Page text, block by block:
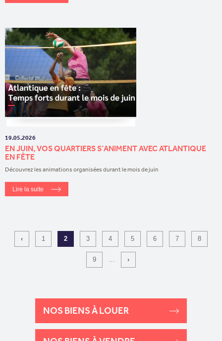
19.05.2026
EN JUIN, VOS QUARTIERS S’ANIMENT AVEC ATLANTIQUE
EN FÊTE
Découvrez les animations organisées durant le mois de juin
Lire la suite
‹ 1 2 3 4 5 6 7 8
9 … ›
NOS BIENS À LOUER